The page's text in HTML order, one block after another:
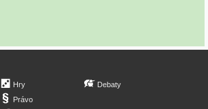
Hry
Právo
Debaty